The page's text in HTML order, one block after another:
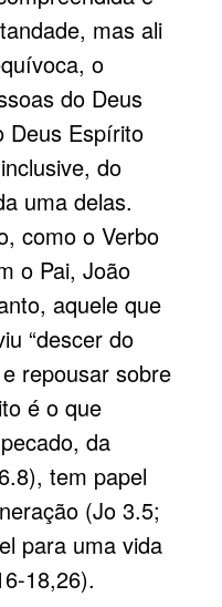
mas ali
o
do Deus
Deus Espírito
do
uma delas.
como o Verbo
o Pai, João
aquele que
“descer do
repousar sobre
é o que
da
tem papel
(Jo 3.5;
para uma vida
18,26).